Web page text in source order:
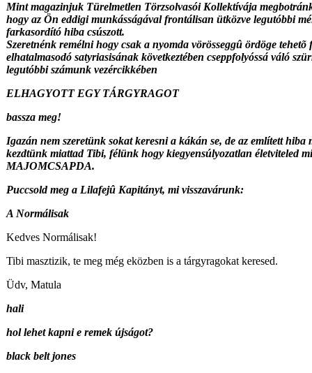
Mint magazinjuk Türelmetlen Törzsolvasói Kollektívája
hogy az Ön eddigi munkásságával frontálisan ütközve legutóbbi
farkasordító hiba csúszott.
Szeretnénk remélni hogy csak a nyomda vörösseggû ördöge tehetõ
elhatalmasodó satyriasisának következtében cseppfolyóssá váló
legutóbbi számunk vezércikkében
ELHAGYOTT EGY TÁRGYRAGOT
bassza meg!
Igazán nem szeretünk sokat keresni a kákán se, de az említett
kezdtünk miattad Tibi, félünk hogy kiegyensúlyozatlan életviteled
MAJOMCSAPDA.
Puccsold meg a Lilafejû Kapitányt, mi visszavárunk:
A Normálisak
Kedves Normálisak!
Tibi masztizik, te meg még eközben is a tárgyragokat keresed.
Üdv, Matula
hali
hol lehet kapni e remek újságot?
black belt jones